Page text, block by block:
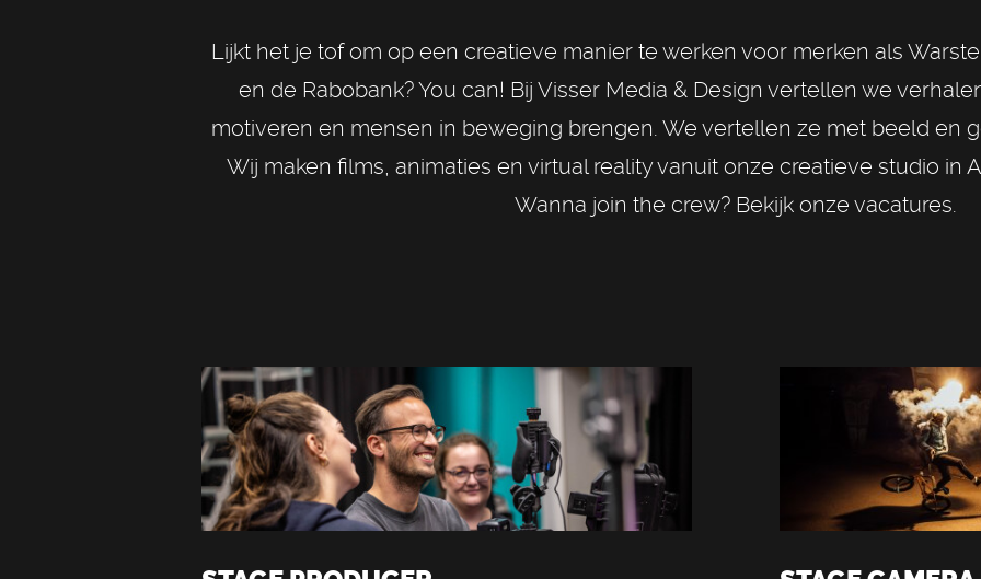
Lijkt het je tof om op een creatieve manier te werken voor merken als
en de Rabobank? You can! Bij Visser Media & Design vertellen we
motiveren en mensen in beweging brengen. We vertellen ze met beeld en
Wij maken films, animaties en virtual reality vanuit onze creatieve studio in
Wanna join the crew? Bekijk onze vacatures.